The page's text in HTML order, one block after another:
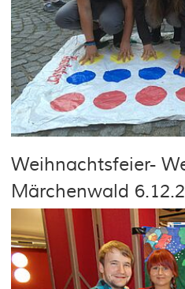
Weihnachtsfeier-
Märchenwald